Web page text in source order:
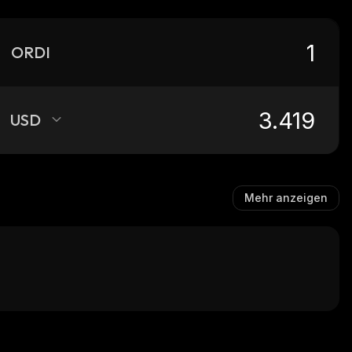
ORDI
USD
Mehr anzeigen